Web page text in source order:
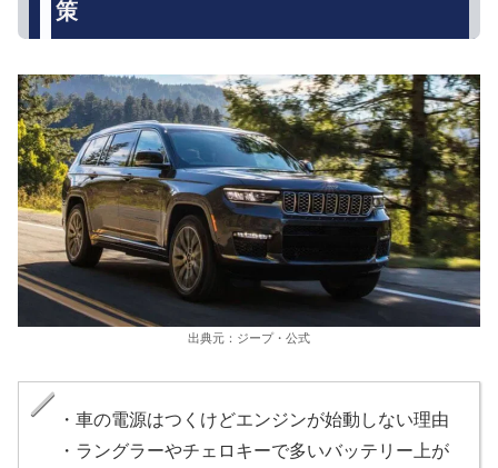
策
出典元：ジープ・公式
・車の電源はつくけどエンジンが始動しない理由
・ラングラーやチェロキーで多いバッテリー上が